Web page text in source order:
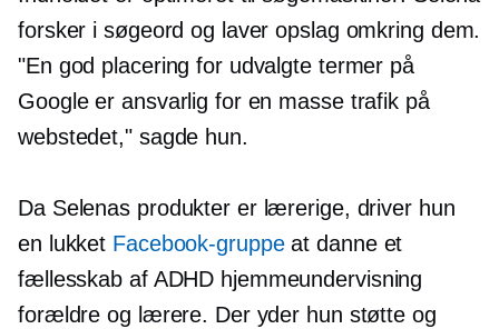
forsker i søgeord og laver opslag omkring dem.
"En god placering for udvalgte termer på
Google er ansvarlig for en masse trafik på
webstedet," sagde hun.
Da Selenas produkter er lærerige, driver hun
en lukket Facebook-gruppeat danne et
fællesskab af ADHD hjemmeundervisning
forældre og lærere. Der yder hun støtte og